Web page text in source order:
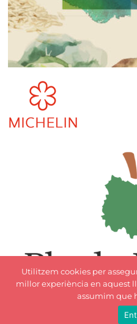
Utilitzem cookies per
millor experiència en aquest
assumim que